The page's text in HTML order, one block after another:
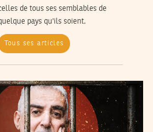
de tous ses semblables de
pays qu'ils soient.
Tous ses articles